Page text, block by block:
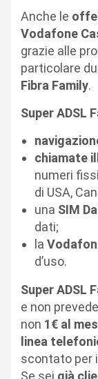
Anche le
Vodafone
grazie alle
particolare
Fibra Family.
Super ADSL
chiamate
numeri
di USA,
una SIM
dati;
la
d’uso.
Super ADSL
e non prevede
non 1€ al
linea
scontato per
Se sei già